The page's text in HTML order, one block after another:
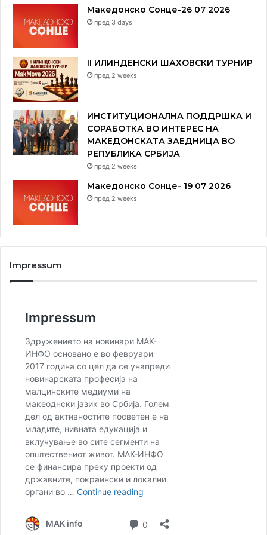
Македонско Сонце-26 07 2026
пред 3 days
II ИЛИНДЕНСКИ ШАХОВСКИ ТУРНИР
пред 2 weeks
ИНСТИТУЦИОНАЛНА ПОДДРШКА И
СОРАБОТКА ВО ИНТЕРЕС НА
МАКЕДОНСКАТА ЗАЕДНИЦА ВО
РЕПУБЛИКА СРБИЈА
пред 2 weeks
Македонско Сонце- 19 07 2026
пред 2 weeks
Impressum